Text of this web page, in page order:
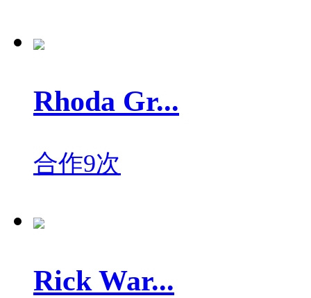
Rhoda Gr...
合作9次
Rick War...